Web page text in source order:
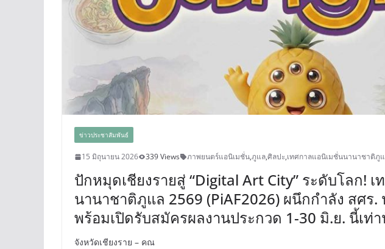
ข่าวประชาสัมพันธ์
15 มิถุนายน 2026 339 Views ภาพยนตร์แอนิเมชั่น,ภูแล,ศิลปะ,เทศกาลแอนิเมชั่นนานาชาติภู
ปักหมุดเชียงรายสู่ “Digital Art City” ระดับโลก!
นานาชาติภูแล 2569 (PiAF2026) ผนึกกำลัง สศร.
พร้อมเปิดรับสมัครผลงานประกวด 1-30 มิ.ย. นี้เท่
จังหวัดเชียงราย – คณ